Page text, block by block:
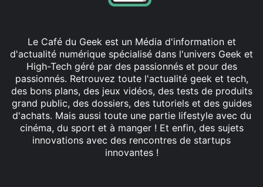
Le Café du Geek est un Média d'information et
d'actualité numérique spécialisé dans l'univers Geek et
High-Tech géré par des passionnés et pour des
passionnés. Retrouvez toute l'actualité geek et tech,
des bons plans, des jeux vidéos, des tests de produits
grand public, des dossiers, des tutoriels et des guides
d'achats. Mais aussi toute une partie lifestyle avec du
cinéma, du sport et à manger ! Et enfin, des sujets
innovations avec des rencontres de startups
innovantes !